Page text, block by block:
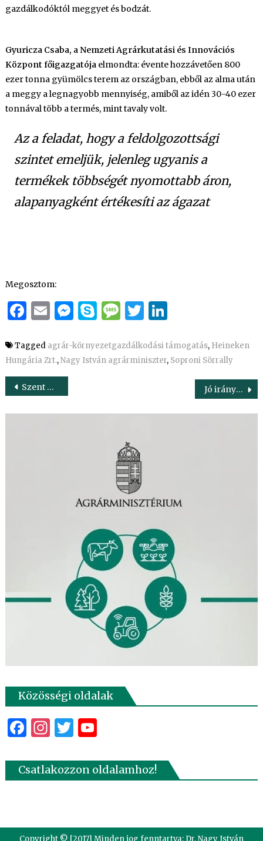
gazdálkodóktól meggyet és bodzát.
Gyuricza Csaba, a Nemzeti Agrárkutatási és Innovációs
Központ főigazgatója elmondta: évente hozzávetően 800
ezer tonna gyümölcs terem az országban, ebből az alma után
a meggy a legnagyobb mennyiség, amiből az idén 30-40 ezer
tonnával több a termés, mint tavaly volt.
Az a feladat, hogy a feldolgozottsági
szintet emeljük, jelenleg ugyanis a
termékek többségét nyomottabb áron,
alapanyagként értékesíti az ágazat
Megosztom:
Facebook
Email
Messenger
Skype
Message
Twitter
LinkedIn
Tagged agrár-környezetgazdálkodási támogatás, Heineken
Hungária Zrt.,Nagy István agrárminiszter, Soproni Sörrally
Bejegyzés
navigáció
Szent László kultusza ma is él Jó irányba halad a környezetügy
Közösségi oldalak
Facebook
Instagram
Twitter
YouTube
Csatlakozzon oldalamhoz!
Copyright © [2017] Minden jog fenntartva: Dr. Nagy István